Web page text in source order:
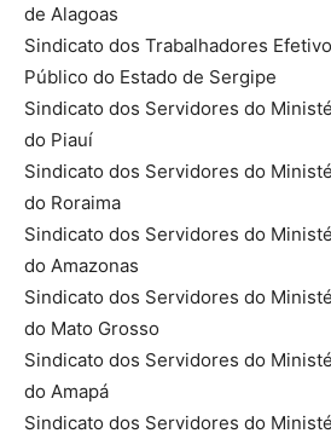
de Alagoas
Sindicato dos Trabalhadores
Público do Estado de Sergipe
Sindicato dos Servidores do
do Piauí
Sindicato dos Servidores do
do Roraima
Sindicato dos Servidores do
do Amazonas
Sindicato dos Servidores do
do Mato Grosso
Sindicato dos Servidores do
do Amapá
Sindicato dos Servidores do